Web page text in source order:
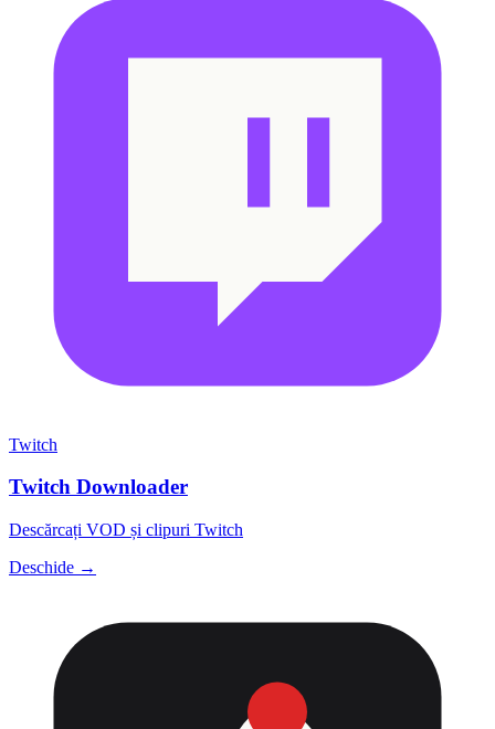
Twitch
Twitch Downloader
Descărcați VOD și clipuri Twitch
Deschide →